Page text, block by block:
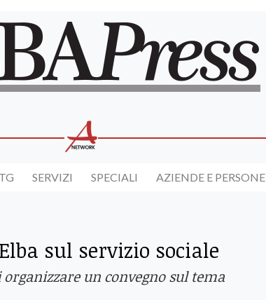
SERVIZI SPECIALI AZIENDE E PERSONE
sul servizio sociale
un convegno sul tema